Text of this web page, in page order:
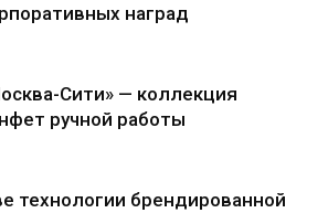
наград
Сити» — коллекция
ручной работы
технологии брендированной